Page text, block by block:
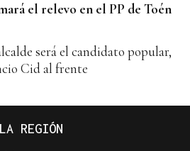
el relevo en el PP de Toén
será el candidato popular,
Cid al frente
LA REGIÓN